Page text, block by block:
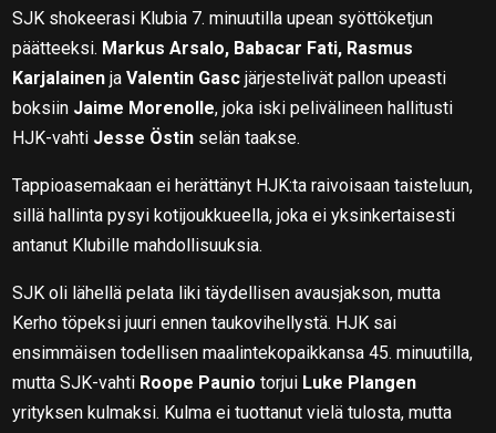
SJK shokeerasi Klubia 7. minuutilla upean syöttöketjun
päätteeksi. Markus Arsalo, Babacar Fati, Rasmus
Karjalainenja Valentin Gasc järjestelivät pallon upeasti
boksiin Jaime Morenolle, joka iski pelivälineen hallitusti
HJK-vahti Jesse Östin selän taakse.
Tappioasemakaan ei herättänyt HJK:ta raivoisaan taisteluun,
sillä hallinta pysyi kotijoukkueella, joka ei yksinkertaisesti
antanut Klubille mahdollisuuksia.
SJK oli lähellä pelata liki täydellisen avausjakson, mutta
Kerho töpeksi juuri ennen taukovihellystä. HJK sai
ensimmäisen todellisen maalintekopaikkansa 45. minuutilla,
mutta SJK-vahti Roope Paunio torjui Luke Plangen
yrityksen kulmaksi. Kulma ei tuottanut vielä tulosta, mutta